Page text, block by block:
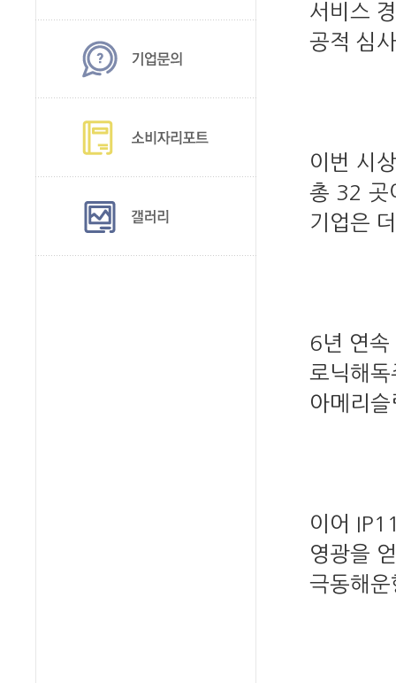
서비스
공적 심
이번 시
총 32 곳
기업은
6년 연속
로닉해
아메리
이어
영광을
극동해